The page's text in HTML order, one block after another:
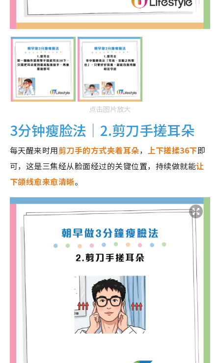
点击图片放大
3分钟瘦脸法｜2.剪刀手搓耳朵
每天醒来时用剪刀手的方式夹着耳朵， 上下搓揉36下即
可，这是三焦经从脸面经过的关键位置，持续做就能让
下颌线愈来愈清晰。